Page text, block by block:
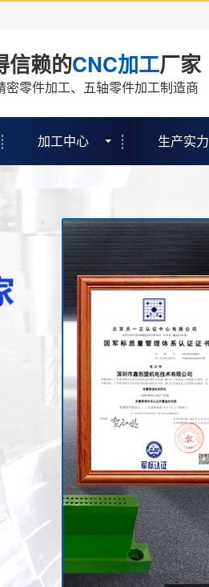
信赖的CNC加工厂家
密零件加工、五轴零件加工制造商
加工中心 生产实力